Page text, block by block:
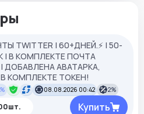
TWITTER | 60+ДНЕЙ.⚡️ | 50-
| В КОМПЛЕКТЕ ПОЧТА
| ДОБАВЛЕНА АВАТАРКА,
КОМПЛЕКТЕ ТОКЕН!
08.08.2026 00:42 2%
Купить